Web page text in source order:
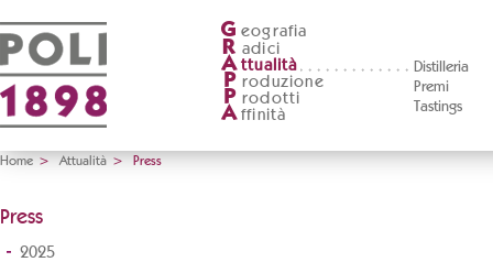
G eografia
R adici
A ttualità
Distilleria
Premi
Tastings
P roduzione
P rodotti
A ffinità
Home > Attualità > Press
Press
2025